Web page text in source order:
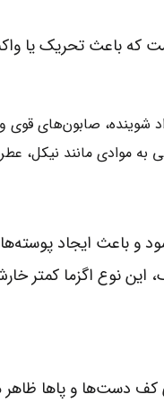
که باعث تحریک یا
شوینده، صابون‌های
به موادی مانند نیکل،
و باعث ایجاد
نوع اگزما کمتر
کف دست‌ها و پاها